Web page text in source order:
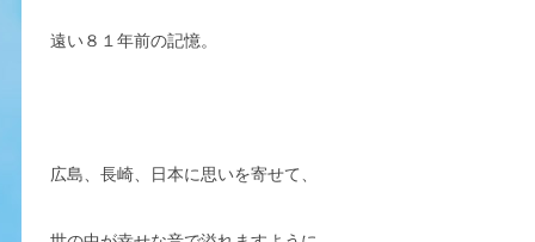
遠い８１年前の記憶。
広島、長崎、日本に思いを寄せて、